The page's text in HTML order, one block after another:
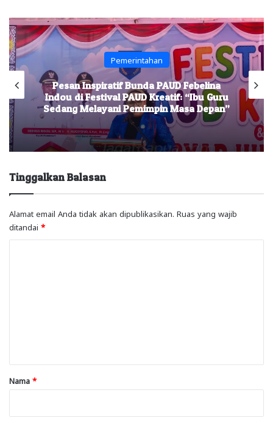
Pemerintahan
Pesan Inspiratif Bunda PAUD Febelina
Indou di Festival PAUD Kreatif: “Ibu Guru
Sedang Melayani Pemimpin Masa Depan”
Tinggalkan Balasan
Alamat email Anda tidak akan dipublikasikan. Ruas yang wajib
ditandai *
rNama *